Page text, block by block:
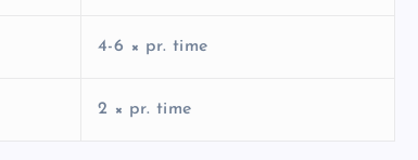
4-6 × pr. time
2 × pr. time